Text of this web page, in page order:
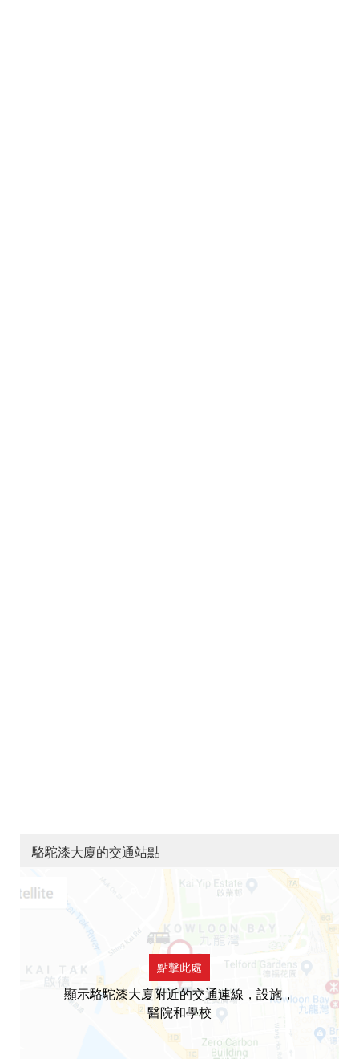
駱駝漆大廈的交通站點
點擊此處
顯示駱駝漆大廈附近的交通連線，設施，
醫院和學校